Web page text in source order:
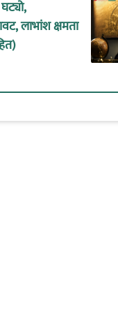
लाभांश क्षमता